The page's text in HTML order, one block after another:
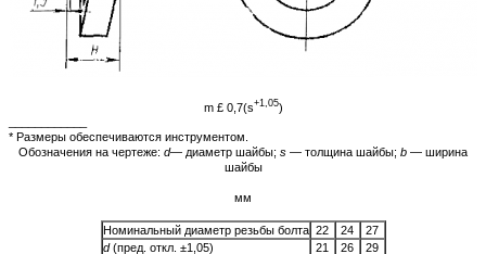
m £ 0,7(s+1,05)
* Размеры обеспечиваются инструментом.
Обозначения на чертеже: d— диаметр шайбы; s — толщина шайбы; b — ширина
шайбы
мм
Номинальный диаметр резьбы болта 22 24
27
d(пред. откл. ±1,05) 21 26
29